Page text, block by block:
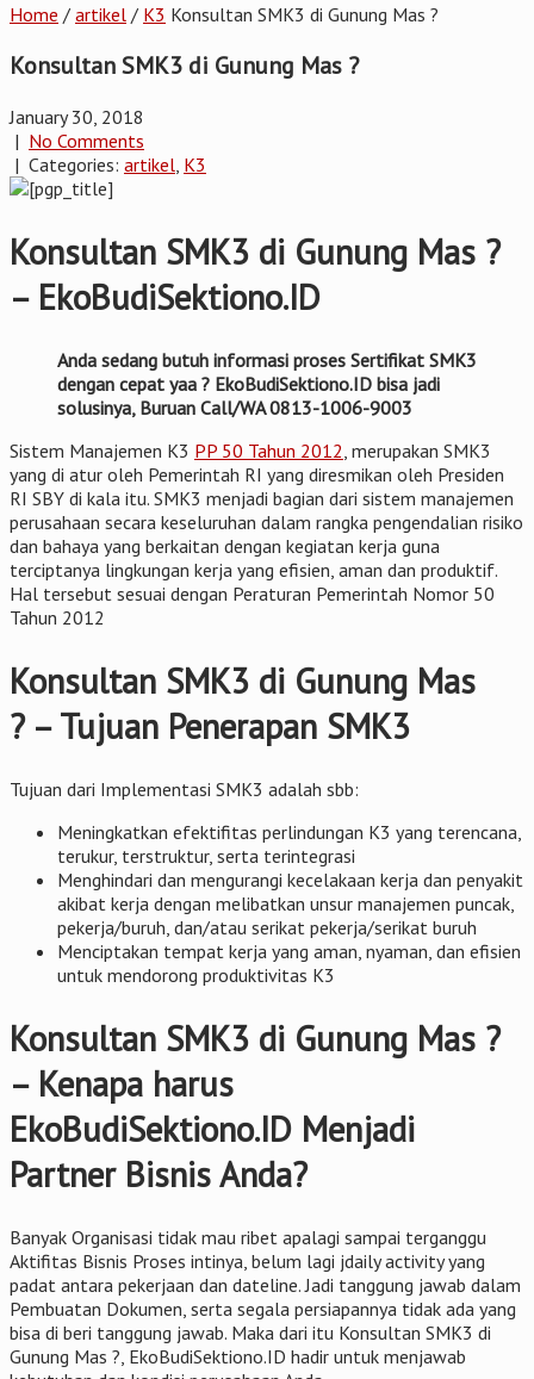
Home / artikel / K3 Konsultan SMK3 di Gunung Mas ?
Konsultan SMK3 di Gunung Mas ?
January 30, 2018
| No Comments
| Categories: artikel K3
Konsultan SMK3 di Gunung Mas ?
– EkoBudiSektiono.ID
Anda sedang butuh informasi proses Sertifikat SMK3
dengan cepat yaa ? EkoBudiSektiono.ID bisa jadi
solusinya, Buruan Call/WA 0813-1006-9003
Sistem Manajemen K3 PP 50 Tahun 2012 , merupakan SMK3
yang di atur oleh Pemerintah RI yang diresmikan oleh Presiden
RI SBY di kala itu. SMK3 menjadi bagian dari sistem manajemen
perusahaan secara keseluruhan dalam rangka pengendalian risiko
dan bahaya yang berkaitan dengan kegiatan kerja guna
terciptanya lingkungan kerja yang efisien, aman dan produktif.
Hal tersebut sesuai dengan Peraturan Pemerintah Nomor 50
Tahun 2012
Konsultan SMK3 di Gunung Mas
? – Tujuan Penerapan SMK3
Tujuan dari Implementasi SMK3 adalah sbb:
Meningkatkan efektifitas perlindungan K3 yang terencana,
terukur, terstruktur, serta terintegrasi
Menghindari dan mengurangi kecelakaan kerja dan penyakit
akibat kerja dengan melibatkan unsur manajemen puncak,
pekerja/buruh, dan/atau serikat pekerja/serikat buruh
Menciptakan tempat kerja yang aman, nyaman, dan efisien
untuk mendorong produktivitas K3
Konsultan SMK3 di Gunung Mas ?
– Kenapa harus
EkoBudiSektiono.ID Menjadi
Partner Bisnis Anda?
Banyak Organisasi tidak mau ribet apalagi sampai terganggu
Aktifitas Bisnis Proses intinya, belum lagi jdaily activity yang
padat antara pekerjaan dan dateline. Jadi tanggung jawab dalam
Pembuatan Dokumen, serta segala persiapannya tidak ada yang
bisa di beri tanggung jawab. Maka dari itu Konsultan SMK3 di
Gunung Mas ?, EkoBudiSektiono.ID hadir untuk menjawab